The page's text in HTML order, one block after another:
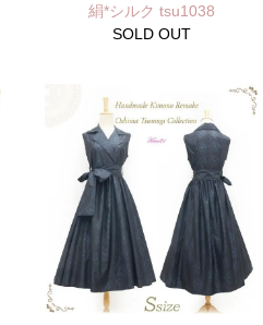
絹*シルク tsu1038
SOLD OUT